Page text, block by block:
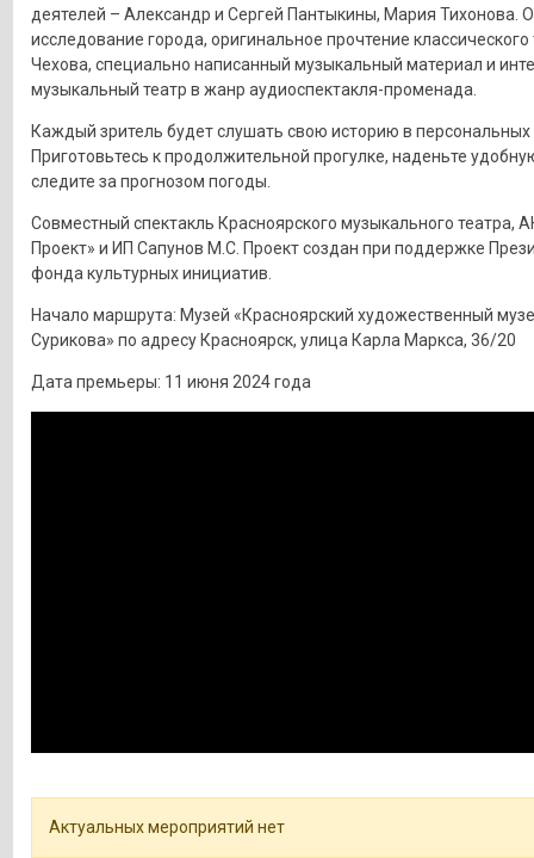
деятелей – Александр и Сергей Пантыкины, Мария Тихонова.
исследование города, оригинальное прочтение классического
Чехова, специально написанный музыкальный материал и
музыкальный театр в жанр аудиоспектакля-променада.
Каждый зритель будет слушать свою историю в персональных
Приготовьтесь к продолжительной прогулке, наденьте
следите за прогнозом погоды.
Совместный спектакль Красноярского музыкального театра,
Проект» и ИП Сапунов М.С. Проект создан при поддержке
фонда культурных инициатив.
Начало маршрута: Музей «Красноярский художественный
Сурикова» по адресу Красноярск, улица Карла Маркса, 36/20
Дата премьеры: 11 июня 2024 года
Актуальных мероприятий нет